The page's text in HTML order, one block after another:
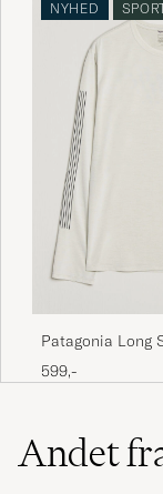
NYHED
Patagonia Long
Shirt Dyno White
599,-
Andet